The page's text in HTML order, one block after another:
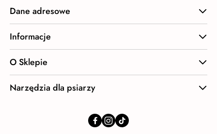
Dane adresowe
Informacje
O Sklepie
Narzędzia dla psiarzy